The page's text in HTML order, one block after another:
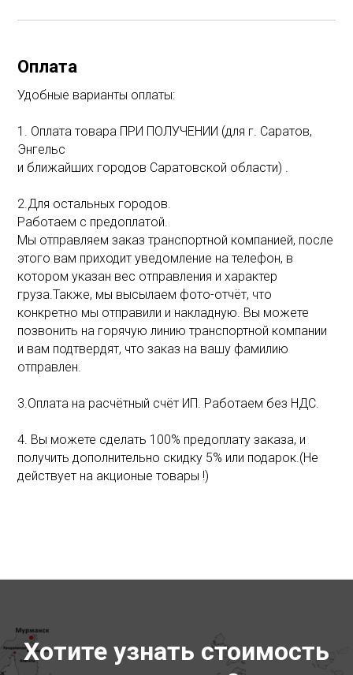
Оплата
Удобные варианты оплаты:
1. Оплата товара ПРИ ПОЛУЧЕНИИ (для г. Саратов,
Энгельс
и ближайших городов Саратовской области) .
2.Для остальных городов.
Работаем с предоплатой.
Мы отправляем заказ транспортной компанией, после
этого вам приходит уведомление на телефон, в
котором указан вес отправления и характер
груза.Также, мы высылаем фото-отчёт, что
конкретно мы отправили и накладную. Вы можете
позвонить на горячую линию транспортной компании
и вам подтвердят, что заказ на вашу фамилию
отправлен.
3.Оплата на расчётный счёт ИП. Работаем без НДС.
4. Вы можете сделать 100% предоплату заказа, и
получить дополнительно скидку 5% или подарок.(Не
действует на акционые товары !)
Хотите узнать стоимость